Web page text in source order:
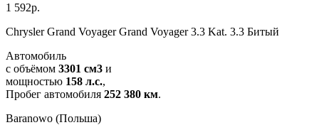
1 592р.
Chrysler Grand Voyager Grand Voyager 3.3 Kat. 3.3 Битый
Автомобиль
c объёмом 3301 см3 и
мощностью 158 л.с.,
Пробег автомобиля 252 380 км.
Baranowo (Польша)